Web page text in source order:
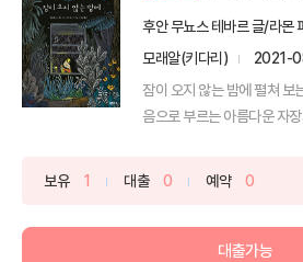
후안 무뇨스 테바르 글/라몬
모래알(키다리)
2021-
잠이 오지 않는 밤에 펼쳐 보
음으로 부르는 아름다운 자
보유 1 대출 0 예약 0
대출가능